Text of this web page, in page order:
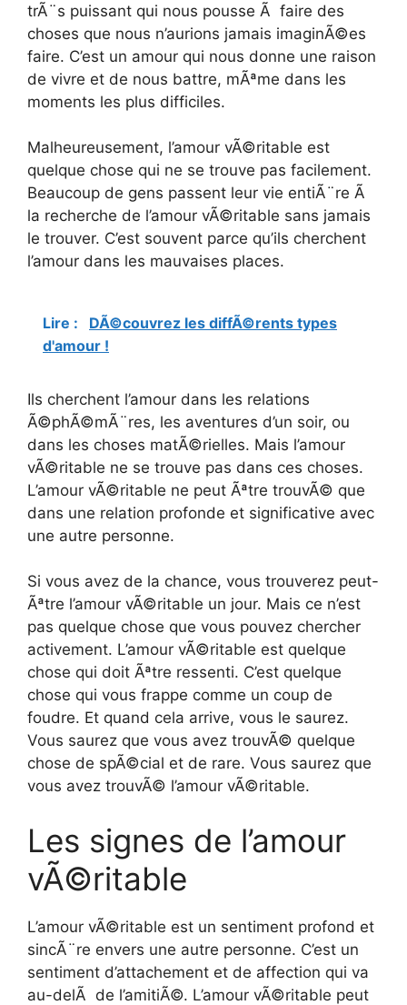
trÃ¨s puissant qui nous pousse Ã faire des
choses que nous n’aurions jamais imaginÃ©es
faire. C’est un amour qui nous donne une raison
de vivre et de nous battre, mÃªme dans les
moments les plus difficiles.
Malheureusement, l’amour vÃ©ritable est
quelque chose qui ne se trouve pas facilement.
Beaucoup de gens passent leur vie entiÃ¨re Ã
la recherche de l’amour vÃ©ritable sans jamais
le trouver. C’est souvent parce qu’ils cherchent
l’amour dans les mauvaises places.
Lire :
DÃ©couvrez les diffÃ©rents types
d'amour !
Ils cherchent l’amour dans les relations
Ã©phÃ©mÃ¨res, les aventures d’un soir, ou
dans les choses matÃ©rielles. Mais l’amour
vÃ©ritable ne se trouve pas dans ces choses.
L’amour vÃ©ritable ne peut Ãªtre trouvÃ© que
dans une relation profonde et significative avec
une autre personne.
Si vous avez de la chance, vous trouverez peut-
Ãªtre l’amour vÃ©ritable un jour. Mais ce n’est
pas quelque chose que vous pouvez chercher
activement. L’amour vÃ©ritable est quelque
chose qui doit Ãªtre ressenti. C’est quelque
chose qui vous frappe comme un coup de
foudre. Et quand cela arrive, vous le saurez.
Vous saurez que vous avez trouvÃ© quelque
chose de spÃ©cial et de rare. Vous saurez que
vous avez trouvÃ© l’amour vÃ©ritable.
Les signes de l’amour
vÃ©ritable
L’amour vÃ©ritable est un sentiment profond et
sincÃ¨re envers une autre personne. C’est un
sentiment d’attachement et de affection qui va
au-delÃ de l’amitiÃ©. L’amour vÃ©ritable peut